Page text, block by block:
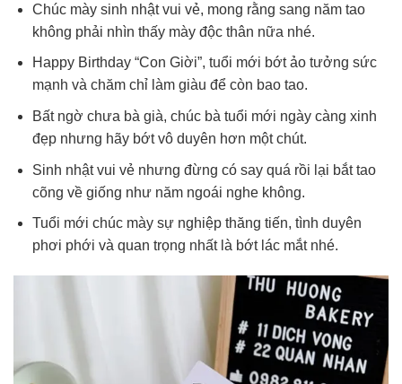
Chúc mày sinh nhật vui vẻ, mong rằng sang năm tao
không phải nhìn thấy mày độc thân nữa nhé.
Happy Birthday “Con Giời”, tuổi mới bớt ảo tưởng sức
mạnh và chăm chỉ làm giàu để còn bao tao.
Bất ngờ chưa bà già, chúc bà tuổi mới ngày càng xinh
đẹp nhưng hãy bớt vô duyên hơn một chút.
Sinh nhật vui vẻ nhưng đừng có say quá rồi lại bắt tao
cõng về giống như năm ngoái nghe không.
Tuổi mới chúc mày sự nghiệp thăng tiến, tình duyên
phơi phới và quan trọng nhất là bớt lác mắt nhé.